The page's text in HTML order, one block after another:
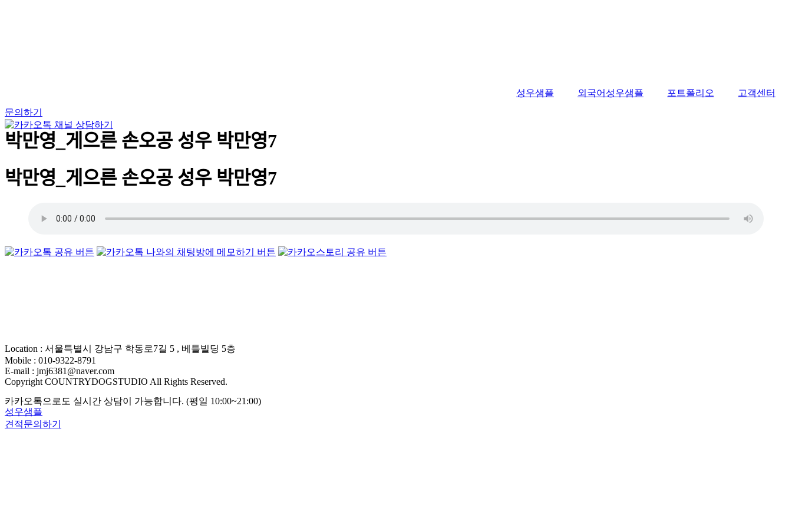
성우샘플 외국어성우샘플 포트폴리오
고객센터
문의하기
박만영_게으른 손오공 성우 박만영7
박만영_게으른 손오공 성우 박만영7
Location : 서울특별시 강남구 학동로7길 5 , 베틀빌딩 5층
Mobile : 010-9322-8791
E-mail : jmj6381@naver.com
Copyright COUNTRYDOGSTUDIO All Rights Reserved.
카카오톡으로도 실시간 상담이 가능합니다. (평일 10:00~21:00)
성우샘플
견적문의하기